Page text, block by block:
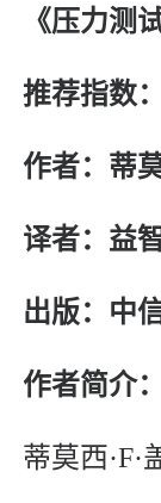
《压力测
推荐指
作者：蒂
译者：益
出版：中
作者简介：
蒂莫西·F·